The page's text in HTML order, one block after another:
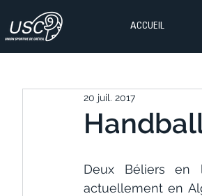
ACCUEIL
20 juil. 2017
Deux Béliers en
actuellement en